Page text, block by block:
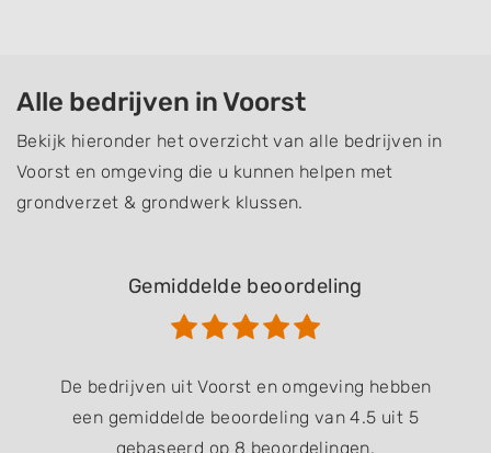
Alle bedrijven in Voorst
Bekijk hieronder het overzicht van alle bedrijven in
Voorst en omgeving die u kunnen helpen met
grondverzet & grondwerk klussen.
Gemiddelde beoordeling
De bedrijven uit Voorst en omgeving hebben
een gemiddelde beoordeling van 4.5 uit 5
gebaseerd op 8 beoordelingen.